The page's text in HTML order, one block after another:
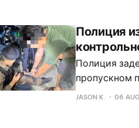
Полиция
Полиция
пропускном
автомобиля
JASON K. 06